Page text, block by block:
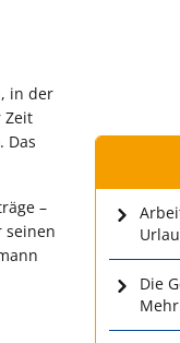
in der
Zeit
Das
–
seinen
Die